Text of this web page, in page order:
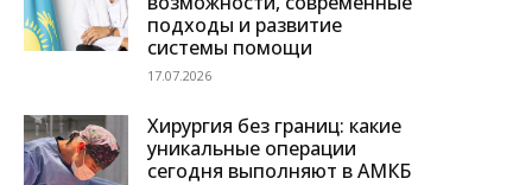
подходы и развитие
системы помощи
17.07.2026
Хирургия без границ: какие
уникальные операции
сегодня выполняют в АМКБ